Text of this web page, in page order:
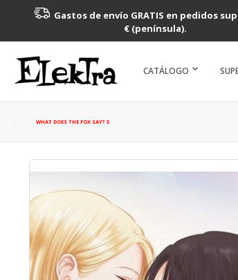
Gastos de envío GRATIS en pedidos
€ (península).
CATÁLOGO
WHAT DOES THE FOX SAY? 5
Saltar
final
de
galería
de
imágenes